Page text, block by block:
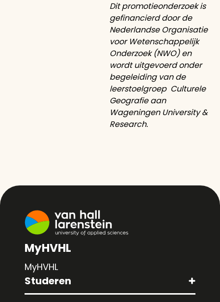
Dit promotieonderzoek is
gefinancierd door de
Nederlandse Organisatie
voor Wetenschappelijk
Onderzoek (NWO) en
wordt uitgevoerd onder
begeleiding van de
leerstoelgroep Culturele
Geografie aan
Wageningen University &
Research.
MyHVHL
MyHVHL
Studeren